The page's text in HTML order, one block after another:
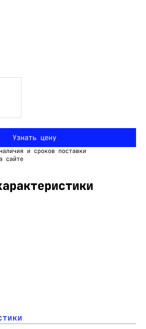
Узнать цену
и сроков поставки
сайте